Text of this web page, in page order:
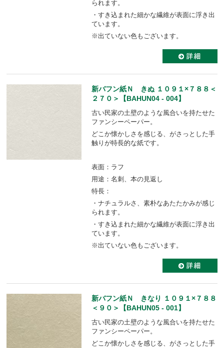
られます。
・すき込まれた細かな繊維が表面に浮き出
ています。
※出ていない色もございます。
新バフン紙Ｎ きぬ １０９１×７８８＜
２７０＞【BAHUN04 - 004】
古い民家の土壁のような風合いを持たせた
ファンシーペーパー。
どこか懐かしさを感じる、がさっとした手
触りが特長的な紙です。
表面：ラフ
用途：名刺、本の見返し
特長：
・ナチュラルさ、素朴なあたたかみが感じ
られます。
・すき込まれた細かな繊維が表面に浮き出
ています。
※出ていない色もございます。
新バフン紙Ｎ きなり １０９１×７８８
＜９０＞【BAHUN05 - 001】
古い民家の土壁のような風合いを持たせた
ファンシーペーパー。
どこか懐かしさを感じる、がさっとした手